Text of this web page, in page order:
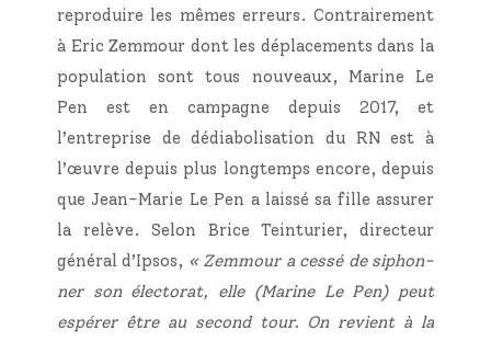
repro­duire les mêmes erreurs. Contrai­re­ment
à Eric Zem­mour dont les dépla­ce­ments dans la
popu­la­tion sont tous nou­veaux, Marine Le
Pen est en cam­pagne depuis 2017, et
l’entreprise de dédia­bo­li­sa­tion du RN est à
l’œuvre depuis plus long­temps encore, depuis
que Jean-Marie Le Pen a lais­sé sa fille assu­rer
la relève. Selon Brice Tein­tu­rier, direc­teur
géné­ral d’Ipsos, « Zem­mour a ces­sé de siphon­
ner son élec­to­rat, elle (Marine Le Pen) peut
espé­rer être au second tour. On revient à la